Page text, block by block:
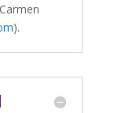
).